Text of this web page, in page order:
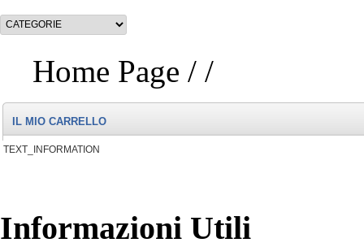
Home Page / /
IL MIO CARRELLO
TEXT_INFORMATION
Informazioni Utili